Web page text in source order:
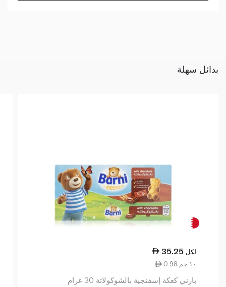
بدائل سهلة
35.25 لكل
0.98 ١٠ جم
بارني كعكة إسفنجية بالشوكولاتة 30 غرام